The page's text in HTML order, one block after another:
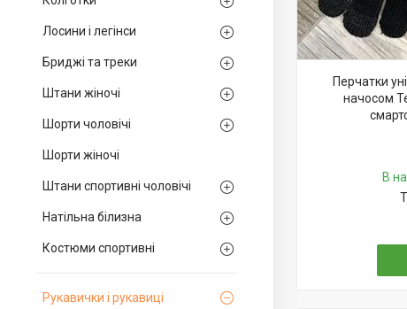
Лосини і легінси
Бриджі та треки
Штани жіночі
Шорти чоловічі
Шорти жіночі
Штани спортивні чоловічі
Натільна білизна
Костюми спортивні
Рукавички і рукавиці
Перчатки
начосом
В